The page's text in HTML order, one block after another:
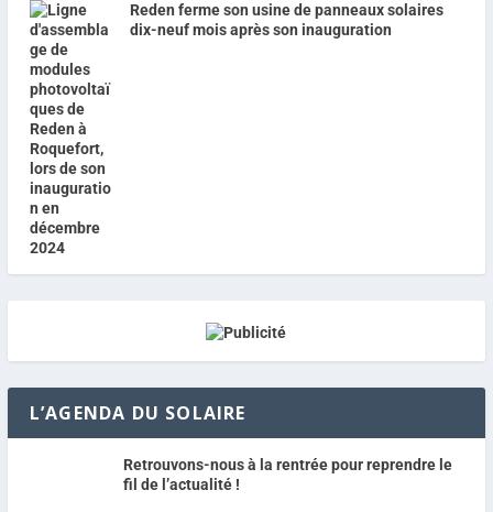
Reden ferme son usine de panneaux solaires
dix-neuf mois après son inauguration
L’AGENDA DU SOLAIRE
Retrouvons-nous à la rentrée pour reprendre le
fil de l’actualité !